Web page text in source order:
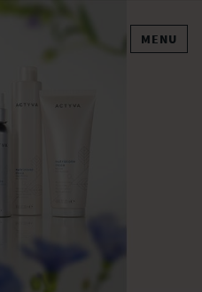
MENU